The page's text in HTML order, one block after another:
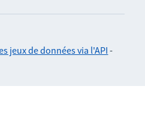
jeux de données via l'API -